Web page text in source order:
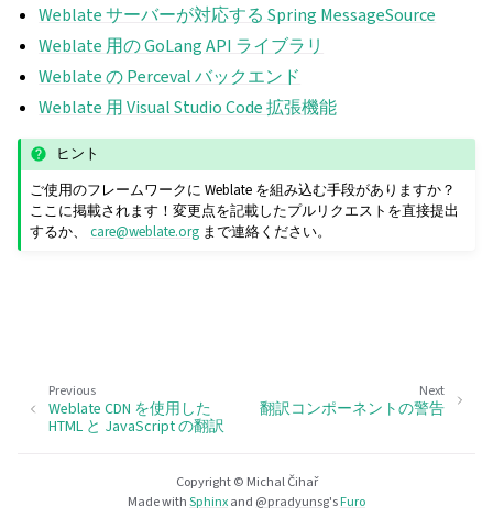
Weblate サーバーが対応する Spring MessageSource
Weblate 用の GoLang API ライブラリ
Weblate の Perceval バックエンド
Weblate 用 Visual Studio Code 拡張機能
ヒント
ご使用のフレームワークに Weblate を組み込む手段がありますか？
ここに掲載されます！変更点を記載したプルリクエストを直接提出
するか、care@weblate.org まで連絡ください。
Next
翻訳コンポーネントの警告
Previous
Weblate CDN を使用した
HTML と JavaScript の翻訳
Copyright © Michal Čihař
Made withSphinxand @pradyunsg'sFuro